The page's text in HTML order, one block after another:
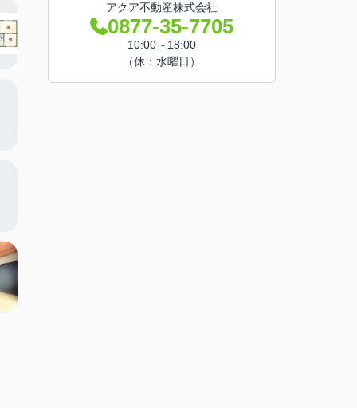
アクア不動産株式会社
0877-35-7705
10:00～18:00
（休：水曜日）